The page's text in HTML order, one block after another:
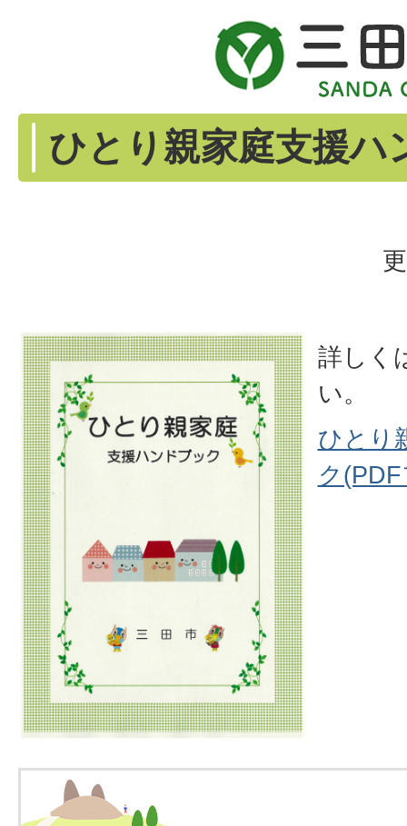
ひとり親家庭支援ハ
詳しく
い。
ひとり
ク